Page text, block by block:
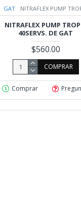
GAT NITRAFLEX PUMP
NITRAFLEX PUMP
40SERVS. DE GAT
$560.00
COMPRAR
Comprar